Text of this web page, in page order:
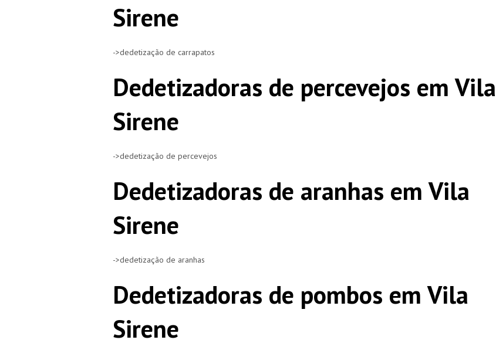
Sirene
->dedetização de carrapatos
Dedetizadoras de percevejos em Vila
Sirene
->dedetização de percevejos
Dedetizadoras de aranhas em Vila
Sirene
->dedetização de aranhas
Dedetizadoras de pombos em Vila
Sirene